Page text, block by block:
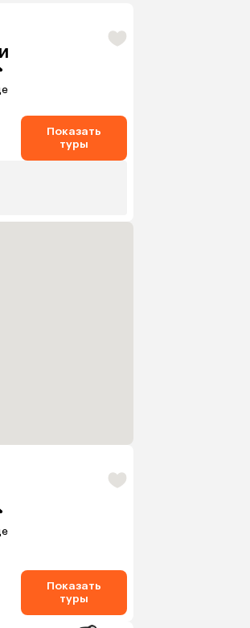
Показать
туры
Показать
туры